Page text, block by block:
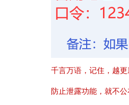
千言万语，记住，越更
防止泄露功能，就不